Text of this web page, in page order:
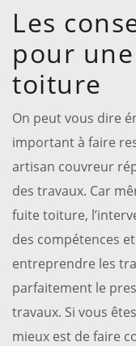
Les
pour
toiture
On peut vous dire
important à faire
artisan couvreur
des travaux. Car
fuite toiture,
des compétences
entreprendre les
parfaitement le
travaux. Si vous
mieux est de faire